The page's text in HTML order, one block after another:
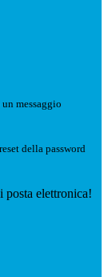
messaggio
della password
posta elettronica!